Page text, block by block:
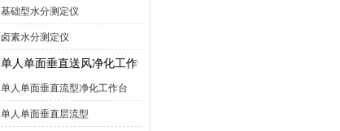
基础型水分测定仪
卤素水分测定仪
单人单面垂直送风净化工作台
单人单面垂直流型净化工作台
单人单面垂直层流型